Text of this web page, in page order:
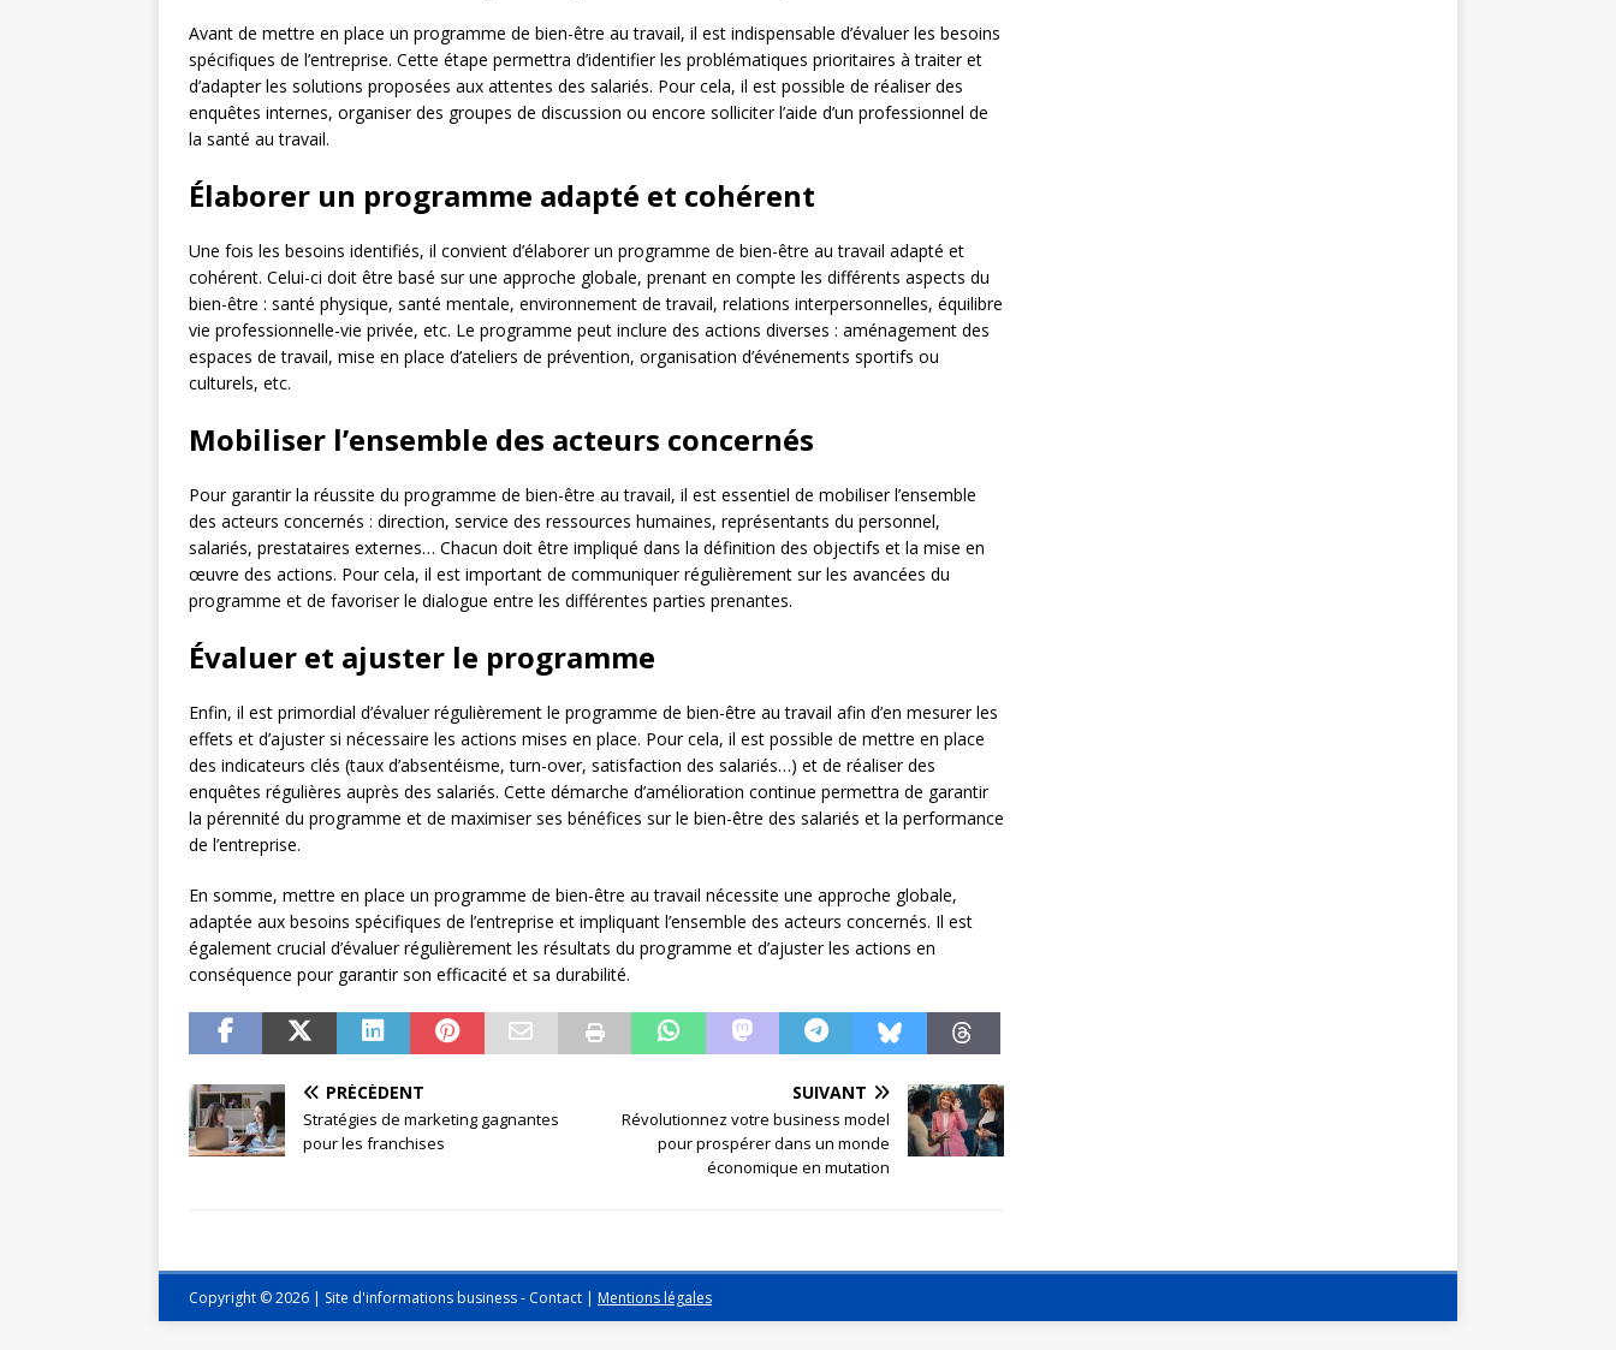
Avant de mettre en place un programme de bien-être au travail, il est indispensable d’évaluer les besoins
spécifiques de l’entreprise. Cette étape permettra d’identifier les problématiques prioritaires à traiter et
d’adapter les solutions proposées aux attentes des salariés. Pour cela, il est possible de réaliser des
enquêtes internes, organiser des groupes de discussion ou encore solliciter l’aide d’un professionnel de
la santé au travail.
Élaborer un programme adapté et cohérent
Une fois les besoins identifiés, il convient d’élaborer un programme de bien-être au travail adapté et
cohérent. Celui-ci doit être basé sur une approche globale, prenant en compte les différents aspects du
bien-être : santé physique, santé mentale, environnement de travail, relations interpersonnelles, équilibre
vie professionnelle-vie privée, etc. Le programme peut inclure des actions diverses : aménagement des
espaces de travail, mise en place d’ateliers de prévention, organisation d’événements sportifs ou
culturels, etc.
Mobiliser l’ensemble des acteurs concernés
Pour garantir la réussite du programme de bien-être au travail, il est essentiel de mobiliser l’ensemble
des acteurs concernés : direction, service des ressources humaines, représentants du personnel,
salariés, prestataires externes… Chacun doit être impliqué dans la définition des objectifs et la mise en
œuvre des actions. Pour cela, il est important de communiquer régulièrement sur les avancées du
programme et de favoriser le dialogue entre les différentes parties prenantes.
Évaluer et ajuster le programme
Enfin, il est primordial d’évaluer régulièrement le programme de bien-être au travail afin d’en mesurer les
effets et d’ajuster si nécessaire les actions mises en place. Pour cela, il est possible de mettre en place
des indicateurs clés (taux d’absentéisme, turn-over, satisfaction des salariés…) et de réaliser des
enquêtes régulières auprès des salariés. Cette démarche d’amélioration continue permettra de garantir
la pérennité du programme et de maximiser ses bénéfices sur le bien-être des salariés et la performance
de l’entreprise.
En somme, mettre en place un programme de bien-être au travail nécessite une approche globale,
adaptée aux besoins spécifiques de l’entreprise et impliquant l’ensemble des acteurs concernés. Il est
également crucial d’évaluer régulièrement les résultats du programme et d’ajuster les actions en
conséquence pour garantir son efficacité et sa durabilité.
PRÉCÉDENT
Stratégies de marketing gagnantes
pour les franchises
SUIVANT
Révolutionnez votre business model
pour prospérer dans un monde
économique en mutation
Copyright © 2026 | Site d'informations business - Contact | Mentions légales